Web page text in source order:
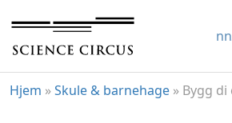
til
innhold
nn
Hjem »Skule & barnehage » Bygg di